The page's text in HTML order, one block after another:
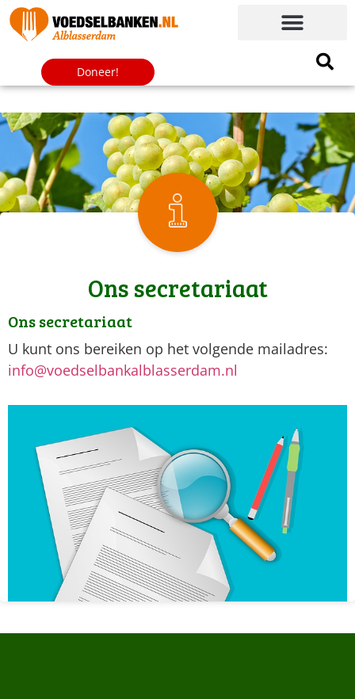
Doneer!
Ons secretariaat
Ons secretariaat
U kunt ons bereiken op het volgende mailadres:
info@voedselbankalblasserdam.nl